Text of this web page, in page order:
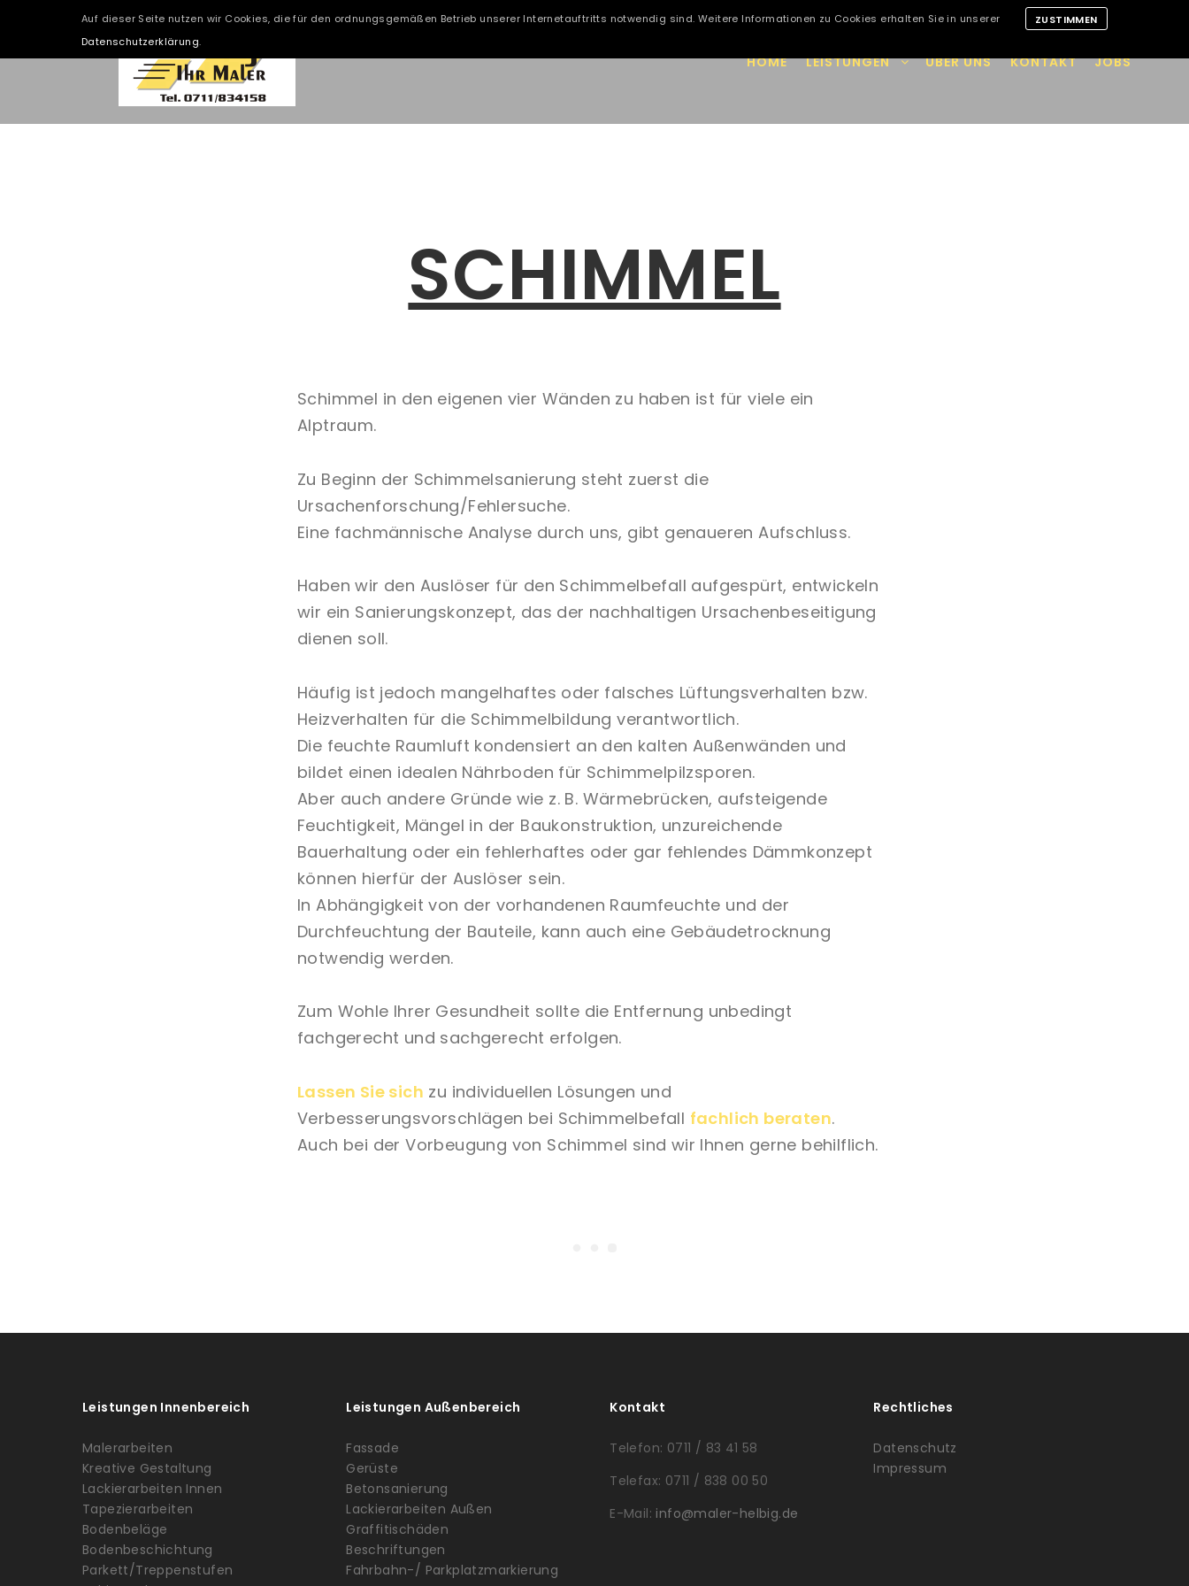
HOME LEISTUNGEN ÜBER UNS KONTAKT JOBS
SCHIMMEL
Schimmel in den eigenen vier Wänden zu haben ist für viele ein
Alptraum.
Zu Beginn der Schimmelsanierung steht zuerst die
Ursachenforschung/Fehlersuche.
Eine fachmännische Analyse durch uns, gibt genaueren Aufschluss.
Haben wir den Auslöser für den Schimmelbefall aufgespürt, entwickeln
wir ein Sanierungskonzept, das der nachhaltigen Ursachenbeseitigung
dienen soll.
Häufig ist jedoch mangelhaftes oder falsches Lüftungsverhalten bzw.
Heizverhalten für die Schimmelbildung verantwortlich.
Die feuchte Raumluft kondensiert an den kalten Außenwänden und
bildet einen idealen Nährboden für Schimmelpilzsporen.
Aber auch andere Gründe wie z. B. Wärmebrücken, aufsteigende
Feuchtigkeit, Mängel in der Baukonstruktion, unzureichende
Bauerhaltung oder ein fehlerhaftes oder gar fehlendes Dämmkonzept
können hierfür der Auslöser sein.
In Abhängigkeit von der vorhandenen Raumfeuchte und der
Durchfeuchtung der Bauteile, kann auch eine Gebäudetrocknung
notwendig werden.
Zum Wohle Ihrer Gesundheit sollte die Entfernung unbedingt
fachgerecht und sachgerecht erfolgen.
Lassen Sie sich zu individuellen Lösungen und
Verbesserungsvorschlägen bei Schimmelbefall fachlich beraten.
Auch bei der Vorbeugung von Schimmel sind wir Ihnen gerne behilflich.
Leistungen Innenbereich
Malerarbeiten
Kreative Gestaltung
Lackierarbeiten Innen
Tapezierarbeiten
Bodenbeläge
Bodenbeschichtung
Parkett/Treppenstufen
Leistungen Außenbereich
Fassade
Gerüste
Betonsanierung
Lackierarbeiten Außen
Graffitischäden
Beschriftungen
Fahrbahn-/ Parkplatzmarkierung
Kontakt
Telefon: 0711 / 83 41 58
Telefax: 0711 / 838 00 50
E-Mail: info@maler-helbig.de
Rechtliches
Datenschutz
Impressum
Auf dieser Seite nutzen wir Cookies, die für den ordnungsgemäßen Betrieb unserer Internetauftritts notwendig sind. Weitere Informationen zu Cookies erhalten Sie in unserer
Datenschutzerklärung.
ZUSTIMMEN